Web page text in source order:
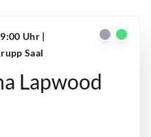
Uhr |
Saal
Lapwood